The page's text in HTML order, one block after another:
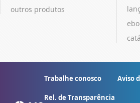
outros produtos
Trabalhe conosco Aviso
Rel. de Transparência